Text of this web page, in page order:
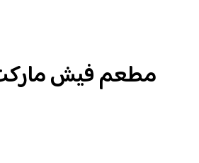
مطعم فيش